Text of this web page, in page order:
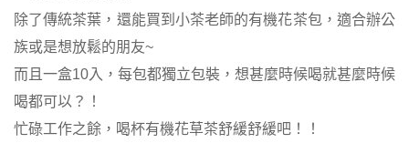
除了傳統茶葉，還能買到小茶老師的有機花茶包，適合辦公
族或是想放鬆的朋友~
而且一盒10入，每包都獨立包裝，想甚麼時候喝就甚麼時候
喝都可以？！
忙碌工作之餘，喝杯有機花草茶舒緩舒緩吧！！